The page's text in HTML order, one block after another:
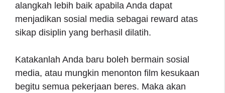
alangkah lebih baik apabila Anda dapat
menjadikan sosial media sebagai reward atas
sikap disiplin yang berhasil dilatih.
Katakanlah Anda baru boleh bermain sosial
media, atau mungkin menonton film kesukaan
begitu semua pekerjaan beres. Maka akan